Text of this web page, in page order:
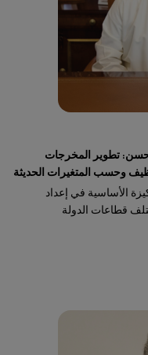
حسن: تطوير المخرجات
وحسب المتغيرات الحديثة
الأساسية في إعداد
قطاعات الدولة